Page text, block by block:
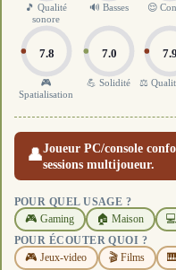
🎵 Qualité
sonore
🔊 Basses 😌
7.8
🎮
Spatialisation
7.0
💪 Solidité
7.9
⚖️
👤Joueur PC/console
sessions multijoueur.
POUR QUEL USAGE ?
🎮 Gaming 🏠 Maison
POUR ÉCOUTER QUOI ?
🎮 Jeux-video 🎬 Films